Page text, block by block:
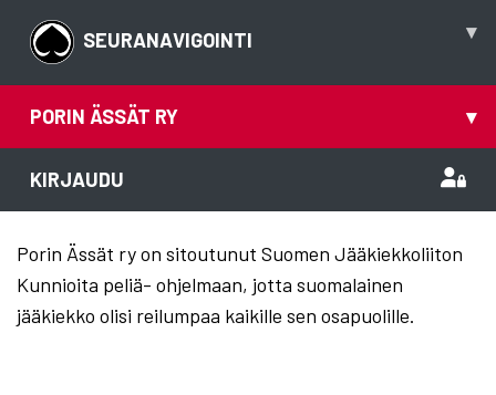
SEURANAVIGOINTI ▾
PORIN ÄSSÄT RY ▾
KIRJAUDU
Porin Ässät ry on sitoutunut Suomen Jääkiekkoliiton
Kunnioita peliä- ohjelmaan, jotta suomalainen
jääkiekko olisi reilumpaa kaikille sen osapuolille.